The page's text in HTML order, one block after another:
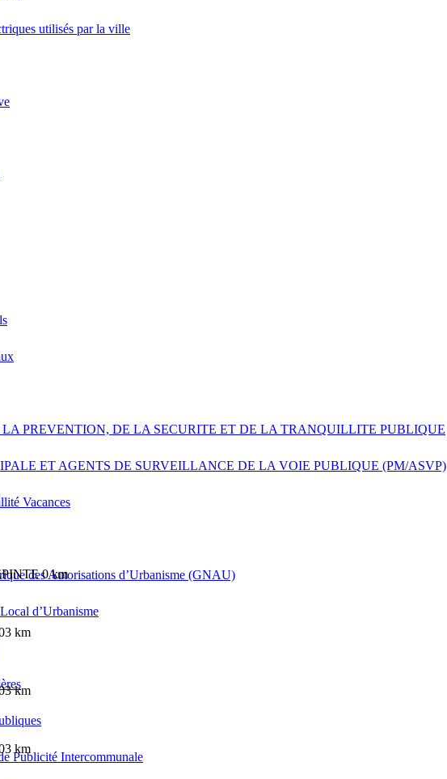
utilisés par la ville
PREVENTION, DE LA SECURITE ET DE LA TRANQUILLITE PUBLIQUE
ET AGENTS DE SURVEILLANCE DE LA VOIE PUBLIQUE (PM/ASVP)
Vacances
des Autorisations d’Urbanisme (GNAU)
d’Urbanisme
Publicité Intercommunale
0 km
km
km
km